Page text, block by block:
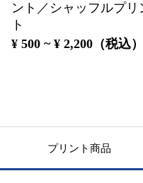
ント／シャッフルプリ
ト
¥ 500 ~ ¥ 2,200（税込）
プリント商品